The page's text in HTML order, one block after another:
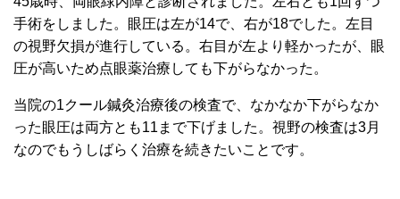
手術をしました。眼圧は左が14で、右が18でした。左目
の視野欠損が進行している。右目が左より軽かったが、眼
圧が高いため点眼薬治療しても下がらなかった。
当院の1クール鍼灸治療後の検査で、なかなか下がらなか
った眼圧は両方とも11まで下げました。視野の検査は3月
なのでもうしばらく治療を続きたいことです。